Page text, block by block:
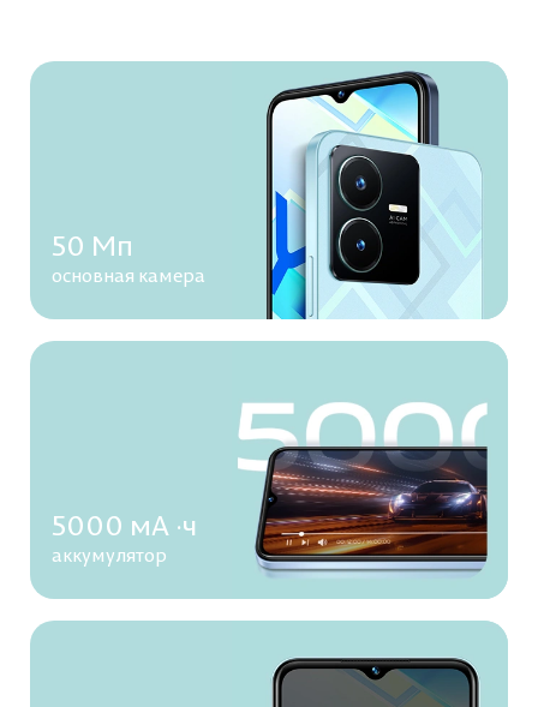
основная камера
50 Мп
аккумулятор
5000 мА ·ч